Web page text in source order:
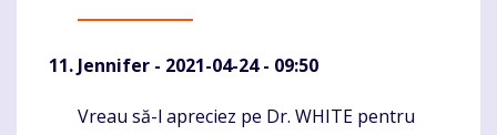
Jennifer - 2021-04-24 - 09:50
Komentaras
Vreau să-l apreciez pe Dr. WHITE pentru